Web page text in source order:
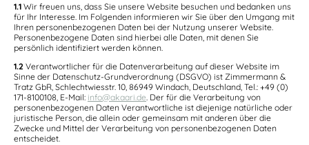
1.1 Wir freuen uns, dass Sie unsere Website besuchen und bedanken uns
für Ihr Interesse. Im Folgenden informieren wir Sie über den Umgang mit
Ihren personenbezogenen Daten bei der Nutzung unserer Website.
Personenbezogene Daten sind hierbei alle Daten, mit denen Sie
persönlich identifiziert werden können.
1.2 Verantwortlicher für die Datenverarbeitung auf dieser Website im
Sinne der Datenschutz-Grundverordnung (DSGVO) ist Zimmermann &
Tratz GbR, Schlechtwiesstr. 10, 86949 Windach, Deutschland, Tel.: +49 (0)
171-8100108, E-Mail: info@akaari.de. Der für die Verarbeitung von
personenbezogenen Daten Verantwortliche ist diejenige natürliche oder
juristische Person, die allein oder gemeinsam mit anderen über die
Zwecke und Mittel der Verarbeitung von personenbezogenen Daten
entscheidet.